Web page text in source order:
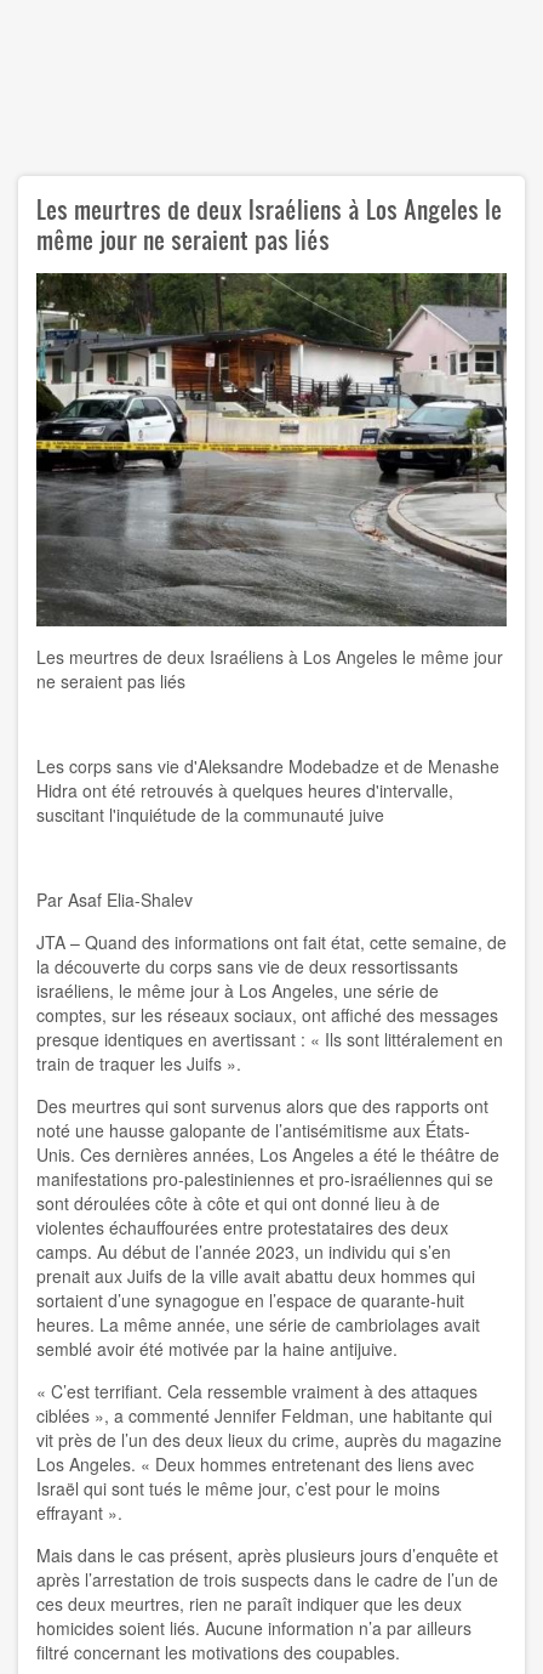
Les meurtres de deux Israéliens à Los Angeles le
même jour ne seraient pas liés
Les meurtres de deux Israéliens à Los Angeles le même jour
ne seraient pas liés
Les corps sans vie d'Aleksandre Modebadze et de Menashe
Hidra ont été retrouvés à quelques heures d'intervalle,
suscitant l'inquiétude de la communauté juive
Par Asaf Elia-Shalev
JTA – Quand des informations ont fait état, cette semaine, de
la découverte du corps sans vie de deux ressortissants
israéliens, le même jour à Los Angeles, une série de
comptes, sur les réseaux sociaux, ont affiché des messages
presque identiques en avertissant : « Ils sont littéralement en
train de traquer les Juifs ».
Des meurtres qui sont survenus alors que des rapports ont
noté une hausse galopante de l’antisémitisme aux États-
Unis. Ces dernières années, Los Angeles a été le théâtre de
manifestations pro-palestiniennes et pro-israéliennes qui se
sont déroulées côte à côte et qui ont donné lieu à de
violentes échauffourées entre protestataires des deux
camps. Au début de l’année 2023, un individu qui s’en
prenait aux Juifs de la ville avait abattu deux hommes qui
sortaient d’une synagogue en l’espace de quarante-huit
heures. La même année, une série de cambriolages avait
semblé avoir été motivée par la haine antijuive.
« C’est terrifiant. Cela ressemble vraiment à des attaques
ciblées », a commenté Jennifer Feldman, une habitante qui
vit près de l’un des deux lieux du crime, auprès du magazine
Los Angeles. « Deux hommes entretenant des liens avec
Israël qui sont tués le même jour, c’est pour le moins
effrayant ».
Mais dans le cas présent, après plusieurs jours d’enquête et
après l’arrestation de trois suspects dans le cadre de l’un de
ces deux meurtres, rien ne paraît indiquer que les deux
homicides soient liés. Aucune information n’a par ailleurs
filtré concernant les motivations des coupables.